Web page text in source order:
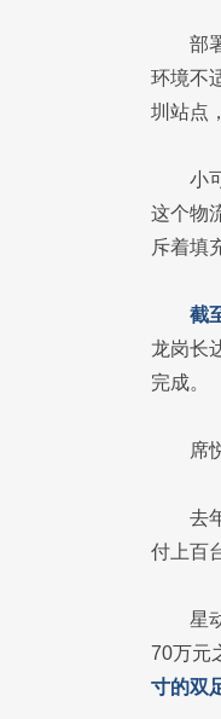
部
环境不
圳站点
小
这个物
斥着填
截
龙岗长
完成。
席
去
付上百
星
70万元
寸的双